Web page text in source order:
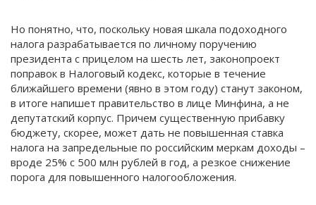
Но понятно, что, поскольку новая шкала подоходного
налога разрабатывается по личному поручению
президента с прицелом на шесть лет, законопроект
поправок в Налоговый кодекс, которые в течение
ближайшего времени (явно в этом году) станут законом,
в итоге напишет правительство в лице Минфина, а не
депутатский корпус. Причем существенную прибавку
бюджету, скорее, может дать не повышенная ставка
налога на запредельные по российским меркам доходы –
вроде 25% с 500 млн рублей в год, а резкое снижение
порога для повышенного налогообложения.